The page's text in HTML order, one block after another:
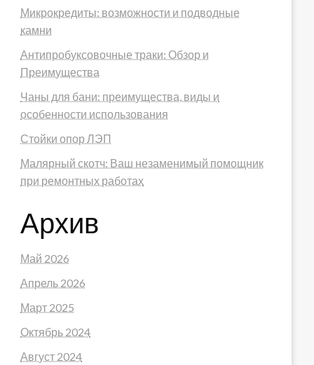
Микрокредиты: возможности и подводные
камни
Антипробуксовочные траки: Обзор и
Преимущества
Чаны для бани: преимущества, виды и
особенности использования
Стойки опор ЛЭП
Малярный скотч: Ваш незаменимый помощник
при ремонтных работах
Архив
Май 2026
Апрель 2026
Март 2025
Октябрь 2024
Август 2024